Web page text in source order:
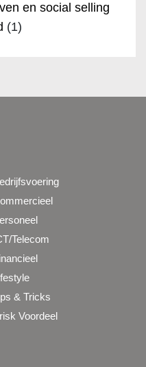
en social selling
(1)
Telecom
& Tricks
Voordeel